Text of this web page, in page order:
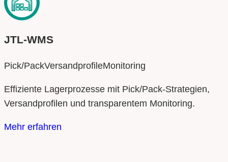
JTL‑WMS
Pick/PackVersandprofileMonitoring
Effiziente Lagerprozesse mit Pick/Pack‑Strategien,
Versandprofilen und transparentem Monitoring.
Mehr erfahren